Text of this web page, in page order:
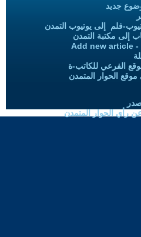
جديد
فلم إلى يوتيوب التمدن
إلى مكتبة التمدن
Add new article -
الفرعي للكاتب-ة
الحوار المتمدن
رأي الحوار المتمدن